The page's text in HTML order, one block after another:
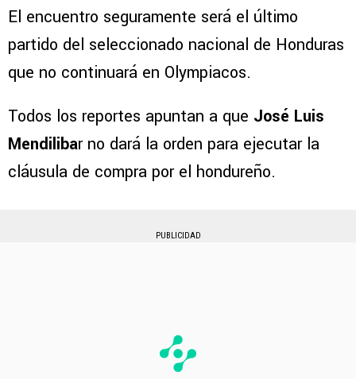
El encuentro seguramente será el último
partido del seleccionado nacional de Honduras
que no continuará en Olympiacos.
Todos los reportes apuntan a que José Luis
Mendilibar no dará la orden para ejecutar la
cláusula de compra por el hondureño.
PUBLICIDAD